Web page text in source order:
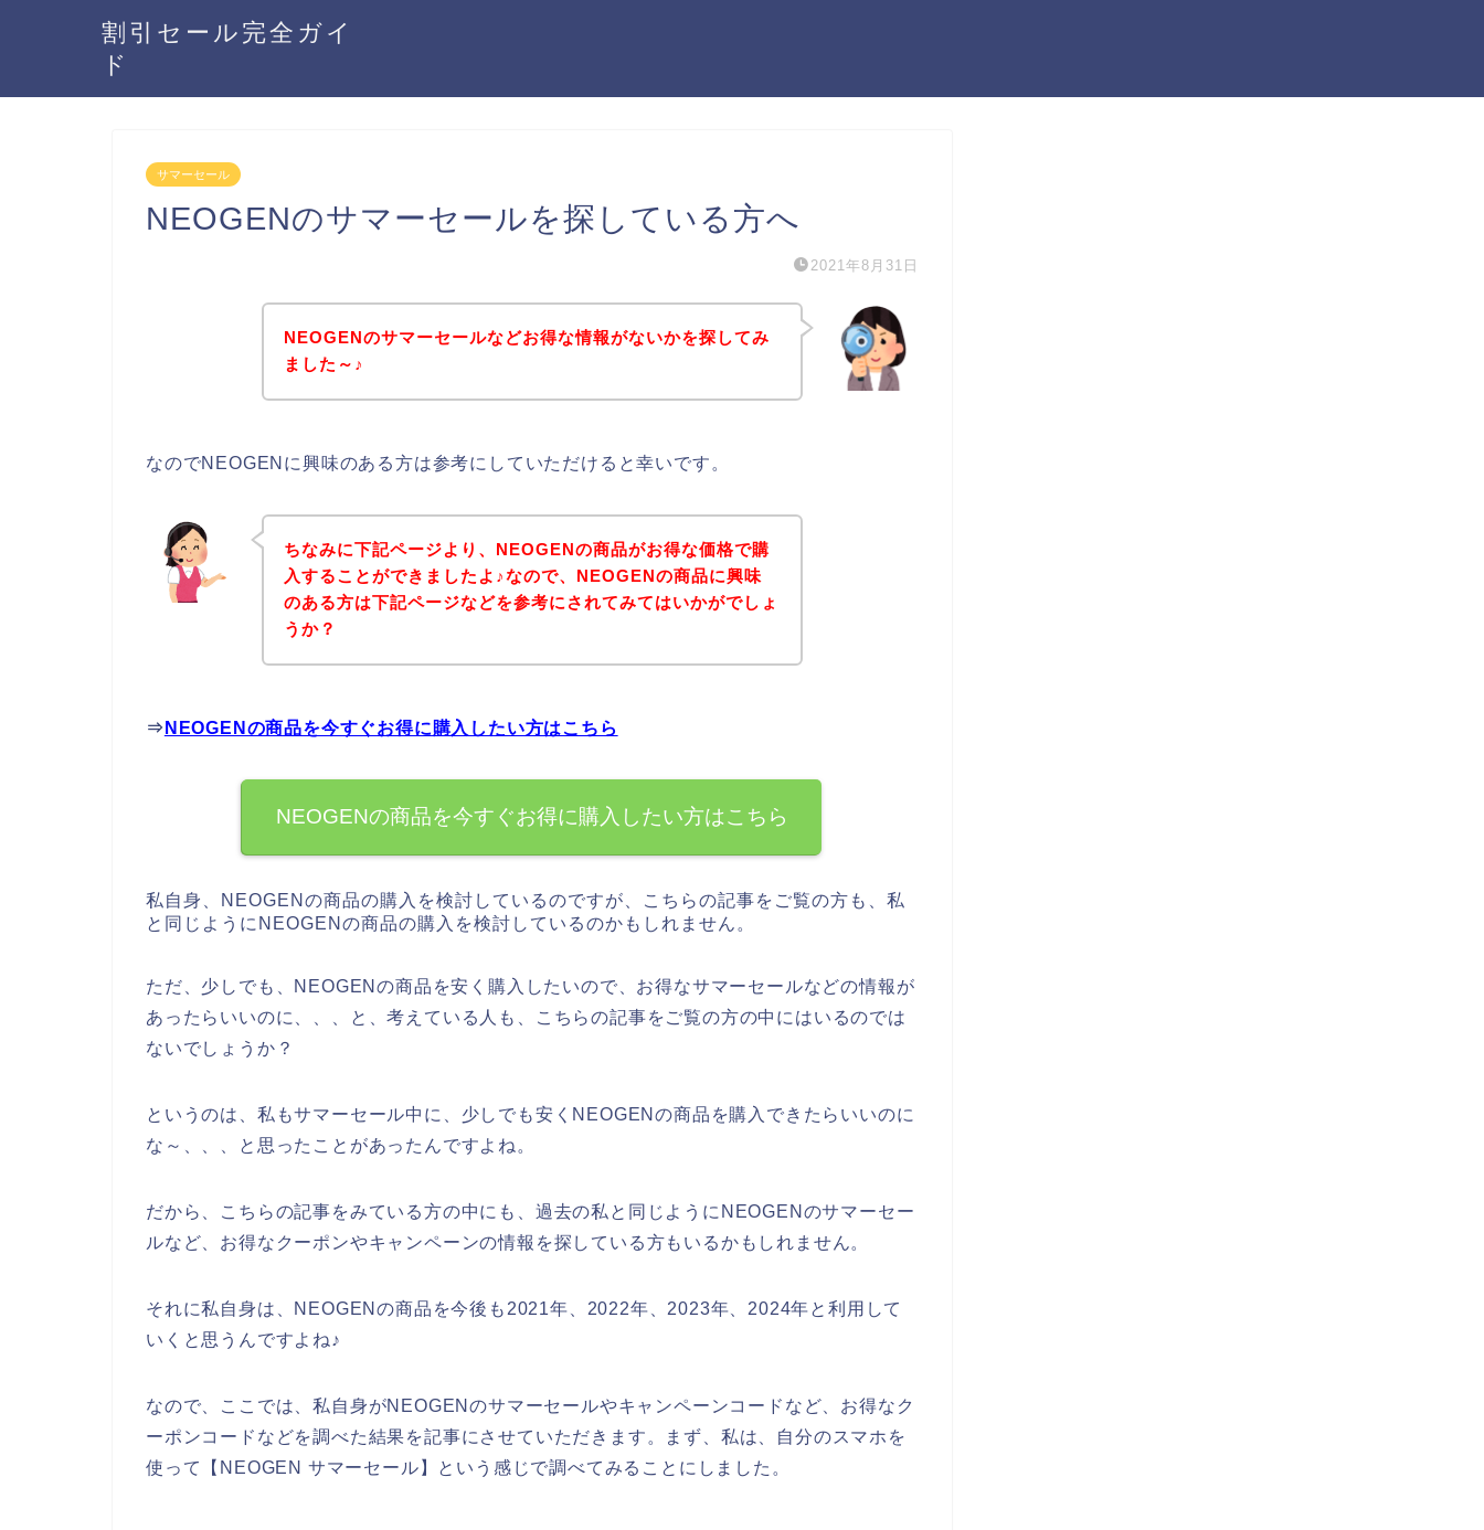
割引セール完全ガイ
ド
サマーセール
NEOGENのサマーセールを探している方へ
2021年8月31日
NEOGENのサマーセールなどお得な情報がないかを探してみ
ました～♪
なのでNEOGENに興味のある方は参考にしていただけると幸いです。
ちなみに下記ページより、NEOGENの商品がお得な価格で購
入することができましたよ♪なので、NEOGENの商品に興味
のある方は下記ページなどを参考にされてみてはいかがでしょ
うか？
⇒ NEOGENの商品を今すぐお得に購入したい方はこちら
NEOGENの商品を今すぐお得に購入したい方はこちら
私自身、NEOGENの商品の購入を検討しているのですが、こちらの記事をご覧の方も、私
と同じようにNEOGENの商品の購入を検討しているのかもしれません。
ただ、少しでも、NEOGENの商品を安く購入したいので、お得なサマーセールなどの情報が
あったらいいのに、、、と、考えている人も、こちらの記事をご覧の方の中にはいるのでは
ないでしょうか？
というのは、私もサマーセール中に、少しでも安くNEOGENの商品を購入できたらいいのに
な～、、、と思ったことがあったんですよね。
だから、こちらの記事をみている方の中にも、過去の私と同じようにNEOGENのサマーセー
ルなど、お得なクーポンやキャンペーンの情報を探している方もいるかもしれません。
それに私自身は、NEOGENの商品を今後も2021年、2022年、2023年、2024年と利用して
いくと思うんですよね♪
なので、ここでは、私自身がNEOGENのサマーセールやキャンペーンコードなど、お得なク
ーポンコードなどを調べた結果を記事にさせていただきます。まず、私は、自分のスマホを
使って【NEOGEN サマーセール】という感じで調べてみることにしました。